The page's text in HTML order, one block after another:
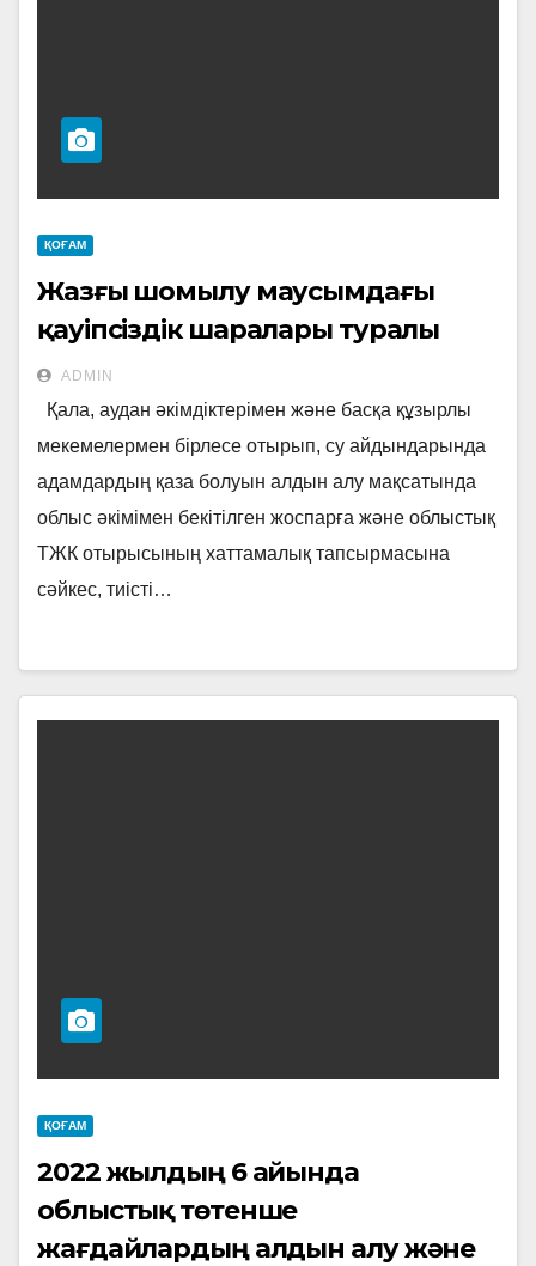
ҚОҒАМ
Жазғы шомылу маусымдағы
қауіпсіздік шаралары туралы
ADMIN
Қала, аудан әкімдіктерімен және басқа құзырлы
мекемелермен бірлесе отырып, су айдындарында
адамдардың қаза болуын алдын алу мақсатында
облыс әкімімен бекітілген жоспарға және облыстық
ТЖК отырысының хаттамалық тапсырмасына
сәйкес, тиісті…
ҚОҒАМ
2022 жылдың 6 айында
облыстық төтенше
жағдайлардың алдын алу және